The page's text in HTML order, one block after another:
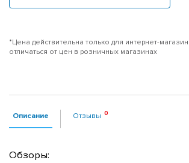
*Цена действительна только для интернет-
отличаться от цен в розничных магазинах
Описание Отзывы
Обзоры: